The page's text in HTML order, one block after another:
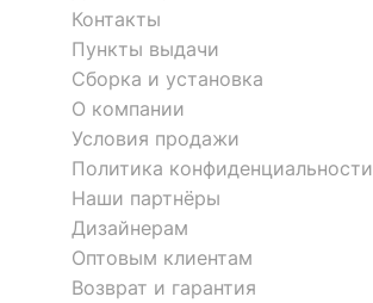
Контакты
Пункты выдачи
Сборка и установка
О компании
Условия продажи
Политика конфиденциальности
Наши партнёры
Дизайнерам
Оптовым клиентам
Возврат и гарантия